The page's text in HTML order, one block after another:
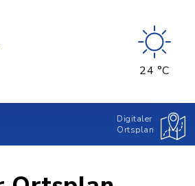
24 °C
Digitaler
Ortsplan